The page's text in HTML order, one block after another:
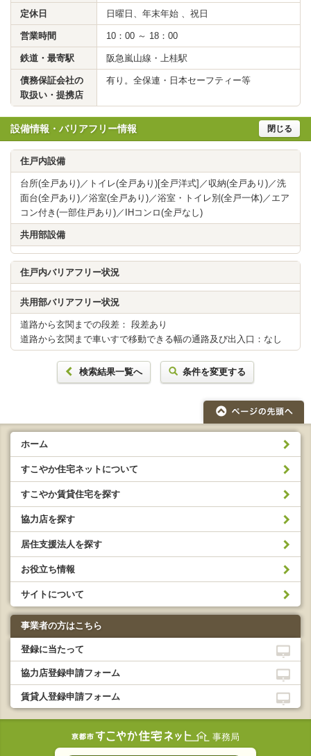
定休日 日曜日、年末年始 、祝日
営業時間 10：00 ～ 18：00
鉄道・最寄駅 阪急嵐山線・上桂駅
債務保証会社の
取扱い・提携店
有り。全保連・日本セーフティー等
設備情報・バリアフリー情報 閉じる
住戸内設備
台所(全戸あり)／トイレ(全戸あり)[全戸洋式]／収納(全戸あり)／洗
面台(全戸あり)／浴室(全戸あり)／浴室・トイレ別(全戸一体)／エア
コン付き(一部住戸あり)／IHコンロ(全戸なし)
共用部設備
住戸内バリアフリー状況
共用部バリアフリー状況
道路から玄関までの段差： 段差あり
道路から玄関まで車いすで移動できる幅の通路及び出入口：なし
検索結果一覧へ 条件を変更する
ホーム
すこやか住宅ネットについて
すこやか賃貸住宅を探す
協力店を探す
居住支援法人を探す
お役立ち情報
サイトについて
事業者の方はこちら
登録に当たって
協力店登録申請フォーム
賃貸人登録申請フォーム
事務局